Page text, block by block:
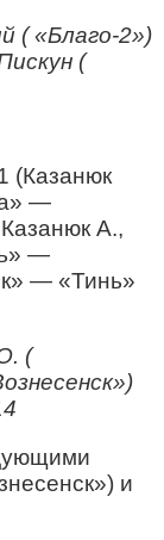
( «Благо-2»)
(
(Казанюк
—
А.,
—
— «Тинь»
(
и